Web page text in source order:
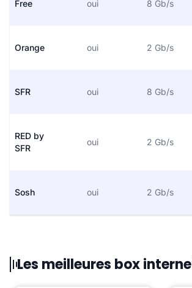
Free oui 8 Gb/s
Orange oui 2 Gb/s
SFR oui 8 Gb/s
RED by
SFR
oui 2 Gb/s
Sosh oui 2 Gb/s
Les meilleures box